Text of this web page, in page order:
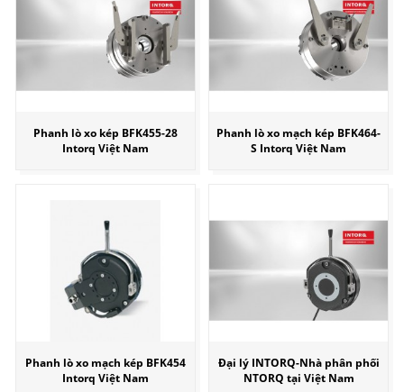
Phanh lò xo kép BFK455-28
Intorq Việt Nam
Phanh lò xo mạch kép BFK464-
S Intorq Việt Nam
Phanh lò xo mạch kép BFK454
Intorq Việt Nam
Đại lý INTORQ-Nhà phân phối
NTORQ tại Việt Nam